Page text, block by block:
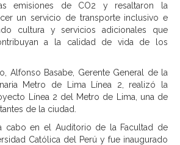
emisiones de CO2 y resaltaron la
un servicio de transporte inclusivo e
cultura y servicios adicionales que
a la calidad de vida de los
Alfonso Basabe, Gerente General de la
Metro de Lima Línea 2, realizó la
Línea 2 del Metro de Lima, una de
de la ciudad.
cabo en el Auditorio de la Facultad de
Católica del Perú y fue inaugurado